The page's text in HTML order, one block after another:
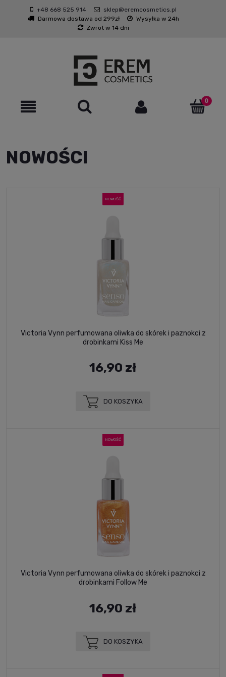
+48 668 525 914
sklep@eremcosmetics.pl
Darmowa dostawa od 299zł
Wysyłka w 24h
Zwrot w 14 dni
NOWOŚCI
Victoria Vynn perfumowana oliwka do skórek i paznokci z
drobinkami Kiss Me
16,90 zł
DO KOSZYKA
NOWOŚĆ
Victoria Vynn perfumowana oliwka do skórek i paznokci z
drobinkami Follow Me
16,90 zł
DO KOSZYKA
NOWOŚĆ